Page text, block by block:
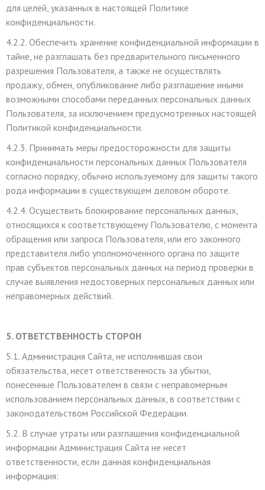
для целей, указанных в настоящей Политике
конфиденциальности.
4.2.2. Обеспечить хранение конфиденциальной информации в
тайне, не разглашать без предварительного письменного
разрешения Пользователя, а также не осуществлять
продажу, обмен, опубликование либо разглашение иными
возможными способами переданных персональных данных
Пользователя, за исключением предусмотренных настоящей
Политикой конфиденциальности.
4.2.3. Принимать меры предосторожности для защиты
конфиденциальности персональных данных Пользователя
согласно порядку, обычно используемому для защиты такого
рода информации в существующем деловом обороте.
4.2.4. Осуществить блокирование персональных данных,
относящихся к соответствующему Пользователю, с момента
обращения или запроса Пользователя, или его законного
представителя либо уполномоченного органа по защите
прав субъектов персональных данных на период проверки в
случае выявления недостоверных персональных данных или
неправомерных действий.
5. ОТВЕТСТВЕННОСТЬ СТОРОН
5.1. Администрация Сайта, не исполнившая свои
обязательства, несет ответственность за убытки,
понесенные Пользователем в связи с неправомерным
использованием персональных данных, в соответствии с
законодательством Российской Федерации.
5.2. В случае утраты или разглашения конфиденциальной
информации Администрация Сайта не несет
ответственности, если данная конфиденциальная
информация: